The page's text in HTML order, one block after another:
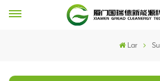
Lar